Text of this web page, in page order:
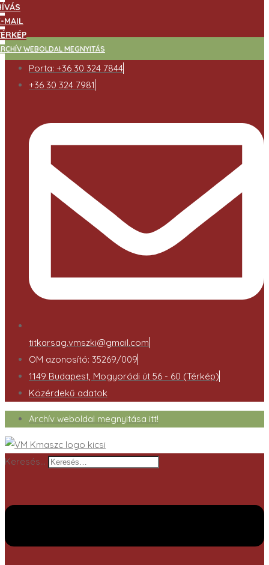
MAIL
WEBOLDAL MEGNYITÁS
Porta: +36 30 324 7844
+36 30 324 7981
titkarsag.vmszki@gmail.com
OM azonosító: 35269/009
1149 Budapest, Mogyoródi út 56 - 60 (Térkép)
Közérdekű adatok
Archív weboldal megnyitása itt!
Keresés…